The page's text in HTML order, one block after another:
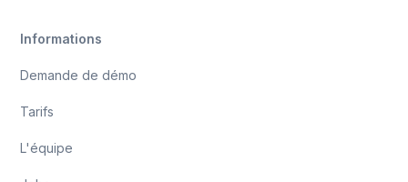
Informations
Demande de démo
Tarifs
L'équipe